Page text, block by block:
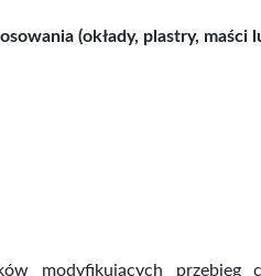
(okłady, plastry, maści
modyfikujących przebieg